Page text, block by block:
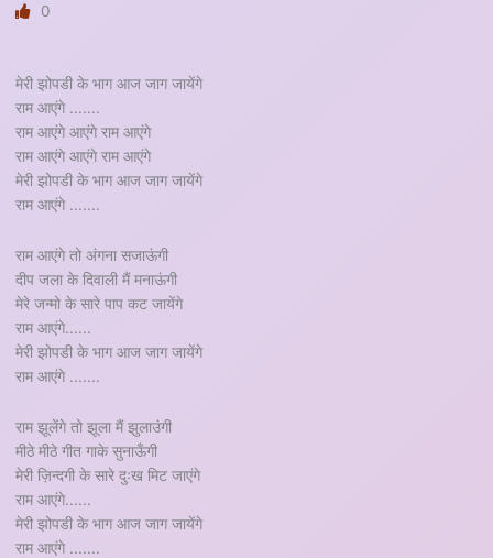
0
मेरी झोपडी के भाग आज जाग जायेंगे
राम आएंगे .......
राम आएंगे आएंगे राम आएंगे
राम आएंगे आएंगे राम आएंगे
मेरी झोपडी के भाग आज जाग जायेंगे
राम आएंगे .......
राम आएंगे तो अंगना सजाऊंगी
दीप जला के दिवाली मैं मनाऊंगी
मेरे जन्मो के सारे पाप कट जायेंगे
राम आएंगे......
मेरी झोपडी के भाग आज जाग जायेंगे
राम आएंगे .......
राम झूलेंगे तो झूला मैं झुलाउंगी
मीठे मीठे गीत गाके सुनाऊँगी
मेरी ज़िन्दगी के सारे दुःख मिट जाएंगे
राम आएंगे......
मेरी झोपडी के भाग आज जाग जायेंगे
राम आएंगे .......